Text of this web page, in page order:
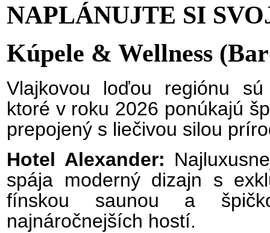
NAPLÁNUJTE SI
Kúpele & Wellness
Vlajkovou loďou regiónu
ktoré v roku 2026 ponúkajú
prepojený s liečivou silou
Hotel Alexander:
spája moderný dizajn s
fínskou saunou a
najnáročnejších hostí.